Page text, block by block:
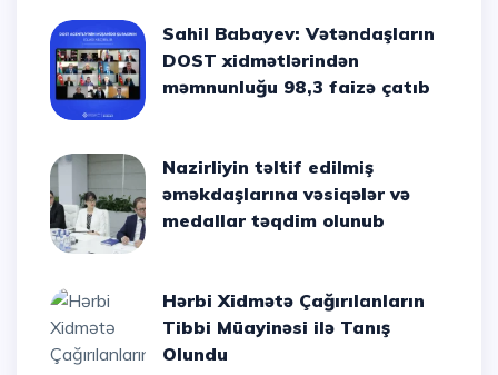
Sahil Babayev: Vətəndaşların
DOST xidmətlərindən
məmnunluğu 98,3 faizə çatıb
Nazirliyin təltif edilmiş
əməkdaşlarına vəsiqələr və
medallar təqdim olunub
Hərbi Xidmətə Çağırılanların
Tibbi Müayinəsi ilə Tanış
Olundu